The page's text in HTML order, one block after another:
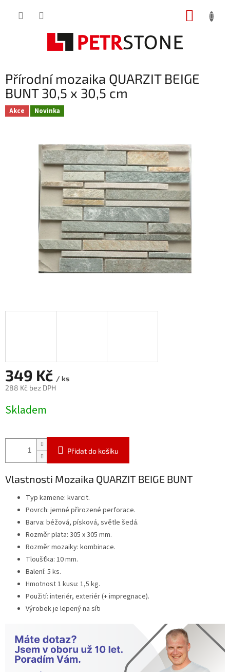
Přírodní mozaika QUARZIT BEIGE
BUNT 30,5 x 30,5 cm
Akce Novinka
349 Kč / ks
288 Kč bez DPH
cena:
Skladem
Přidat do košíku
Vlastnosti Mozaika QUARZIT BEIGE BUNT
Typ kamene: kvarcit.
Povrch: jemné přirozené perforace.
Barva: béžová, písková, světle šedá.
Rozměr plata: 305 x 305 mm.
Rozměr mozaiky: kombinace.
Tloušťka: 10 mm.
Balení: 5 ks.
Hmotnost 1 kusu: 1,5 kg.
Použití: interiér, exteriér (+ impregnace).
Výrobek je lepený na síti